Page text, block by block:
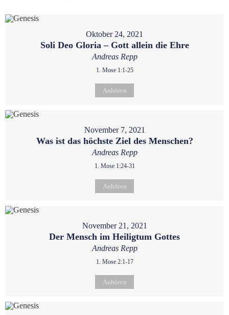
Oktober 24, 2021
Soli Deo Gloria – Gott allein die Ehre
Andreas Repp
1. Mose 1:1-25
Anhören
November 7, 2021
Was ist das höchste Ziel des Menschen?
Andreas Repp
1. Mose 1:24-31
Anhören
November 21, 2021
Der Mensch im Heiligtum Gottes
Andreas Repp
1. Mose 2:1-17
Anhören